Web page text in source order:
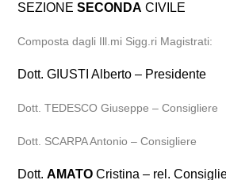
SEZIONESECONDA CIVILE
Composta dagli Ill.mi Sigg.ri Magistrati:
Dott. GIUSTI Alberto – Presidente
Dott. TEDESCO Giuseppe – Consigliere
Dott. SCARPA Antonio – Consigliere
Dott.AMATO Cristina – rel.